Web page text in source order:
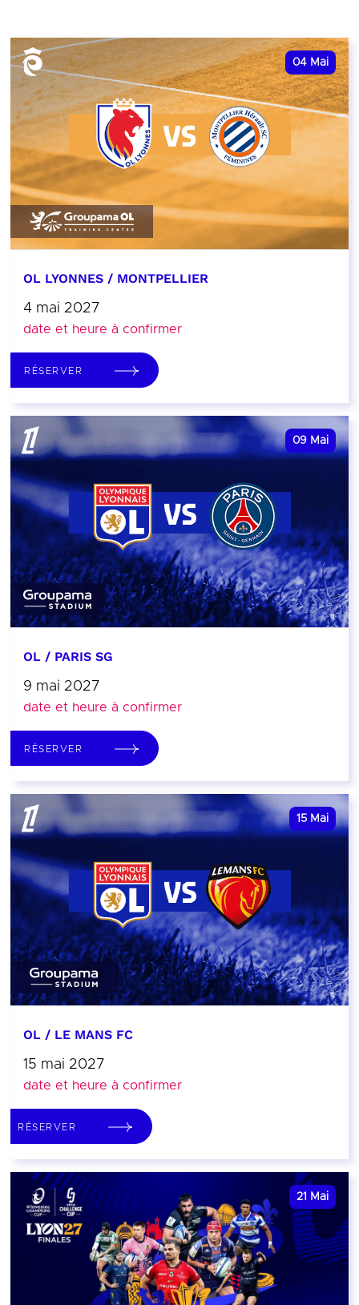
04 Mai
OL LYONNES / MONTPELLIER
4 mai 2027
date et heure à confirmer
RÉSERVER
09 Mai
OL / PARIS SG
9 mai 2027
date et heure à confirmer
RÉSERVER
15 Mai
OL / LE MANS FC
15 mai 2027
date et heure à confirmer
RÉSERVER
21 Mai